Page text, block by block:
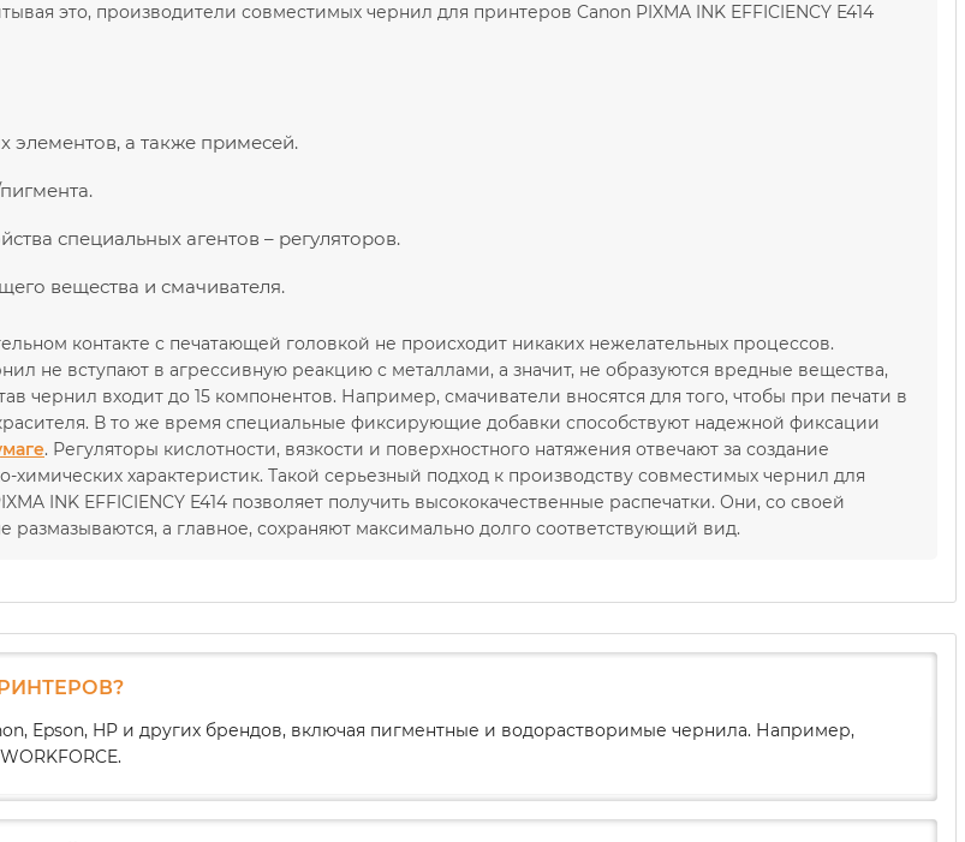
это, производители совместимых чернил для принтеров Canon PIXMA INK EFFICIENCY E414
элементов, а также примесей.
специальных агентов – регуляторов.
вещества и смачивателя.
контакте с печатающей головкой не происходит никаких нежелательных процессов.
не вступают в агрессивную реакцию с металлами, а значит, не образуются вредные вещества,
чернил входит до 15 компонентов. Например, смачиватели вносятся для того, чтобы при печати в
В то же время специальные фиксирующие добавки способствуют надежной фиксации
. Регуляторы кислотности, вязкости и поверхностного натяжения отвечают за создание
химических характеристик. Такой серьезный подход к производству совместимых чернил для
INK EFFICIENCY E414 позволяет получить высококачественные распечатки. Они, со своей
размазываются, а главное, сохраняют максимально долго соответствующий вид.
Epson, HP и других брендов, включая пигментные и водорастворимые чернила. Например,